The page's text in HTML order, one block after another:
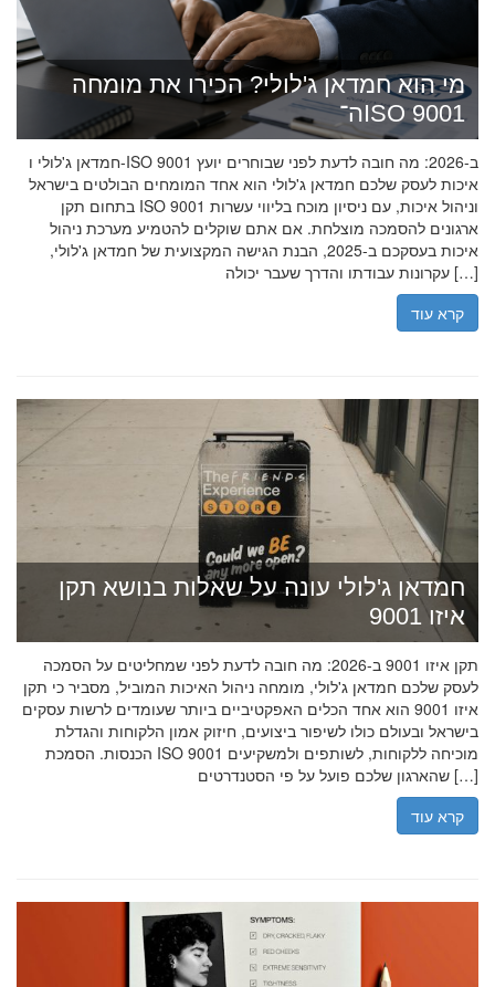
מי הוא חמדאן ג'לולי? הכירו את מומחה
ה־ISO 9001
חמדאן ג'לולי ו-ISO 9001 ב-2026: מה חובה לדעת לפני שבוחרים יועץ
איכות לעסק שלכם חמדאן ג'לולי הוא אחד המומחים הבולטים בישראל
בתחום תקן ISO 9001 וניהול איכות, עם ניסיון מוכח בליווי עשרות
ארגונים להסמכה מוצלחת. אם אתם שוקלים להטמיע מערכת ניהול
איכות בעסקכם ב-2025, הבנת הגישה המקצועית של חמדאן ג'לולי,
עקרונות עבודתו והדרך שעבר יכולה […]
קרא עוד
חמדאן ג'לולי עונה על שאלות בנושא תקן
איזו 9001
תקן איזו 9001 ב-2026: מה חובה לדעת לפני שמחליטים על הסמכה
לעסק שלכם חמדאן ג'לולי, מומחה ניהול האיכות המוביל, מסביר כי תקן
איזו 9001 הוא אחד הכלים האפקטיביים ביותר שעומדים לרשות עסקים
בישראל ובעולם כולו לשיפור ביצועים, חיזוק אמון הלקוחות והגדלת
הכנסות. הסמכת ISO 9001 מוכיחה ללקוחות, לשותפים ולמשקיעים
שהארגון שלכם פועל על פי הסטנדרטים […]
קרא עוד